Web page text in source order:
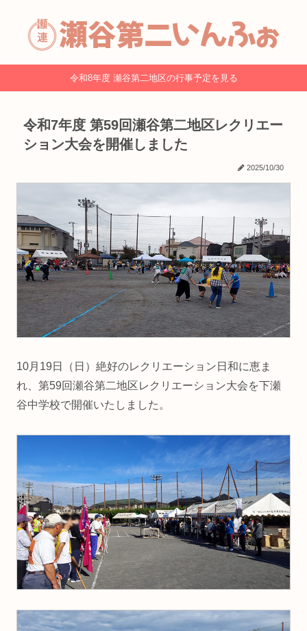
令和8年度 瀬谷第二地区の行事予定を見る
令和7年度 第59回瀬谷第二地区レクリエー
ション大会を開催しました
2025/10/30
10月19日（日）絶好のレクリエーション日和に恵ま
れ、第59回瀬谷第二地区レクリエーション大会を下瀬
谷中学校で開催いたしました。